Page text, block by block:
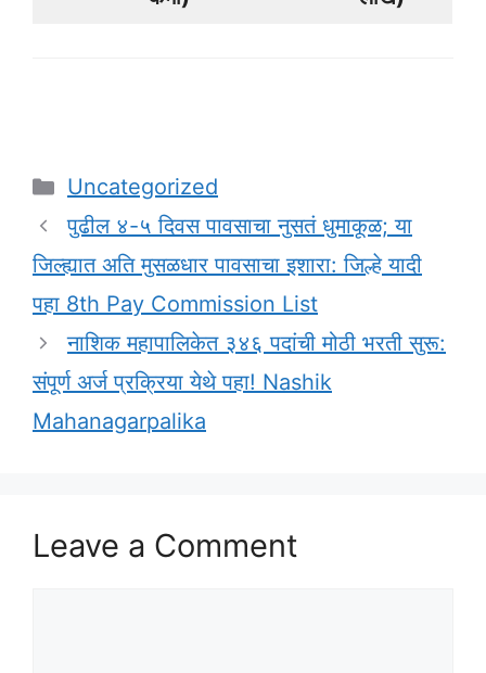
Categories
Uncategorized
पुढील ४-५ दिवस पावसाचा नुसतं धुमाकूळ; या
जिल्ह्यात अति मुसळधार पावसाचा इशारा: जिल्हे यादी
पहा 8th Pay Commission List
नाशिक महापालिकेत ३४६ पदांची मोठी भरती सुरू:
संपूर्ण अर्ज प्रक्रिया येथे पहा! Nashik
Mahanagarpalika
Leave a Comment